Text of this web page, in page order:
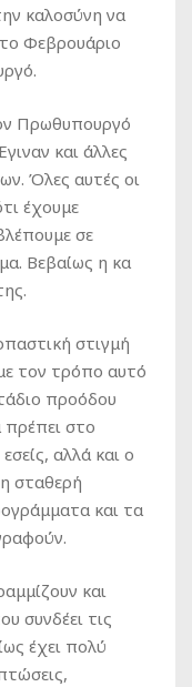
καλοσύνη να
Φεβρουάριο
Πρωθυπουργό
και άλλες
Όλες αυτές οι
έχουμε
σε
Βεβαίως η κα
στιγμή
τον τρόπο αυτό
προόδου
πρέπει στο
αλλά και ο
σταθερή
και τα
και
συνδέει τις
έχει πολύ